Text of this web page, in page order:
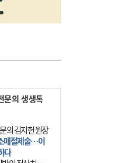
문의 생생톡
의 김지헌 원장
매절제술…이
다